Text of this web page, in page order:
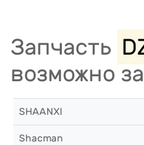
Запчасть
возможно
SHAANXI
Shacman